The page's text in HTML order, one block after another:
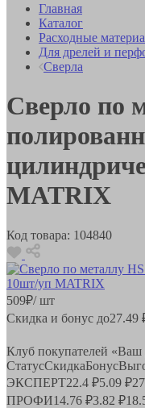
Главная
Каталог
Расходные
Для дрелей и
Сверла
Сверло по
MATRIX
Код товара: 104840
509₽/ шт
Скидка и бонус до27.49
Клуб покупателей
СтатусСкидкаБонус
ЭКСПЕРТ22.4 ₽5.09 ₽
ПРОФИ14.76 ₽3.82 ₽